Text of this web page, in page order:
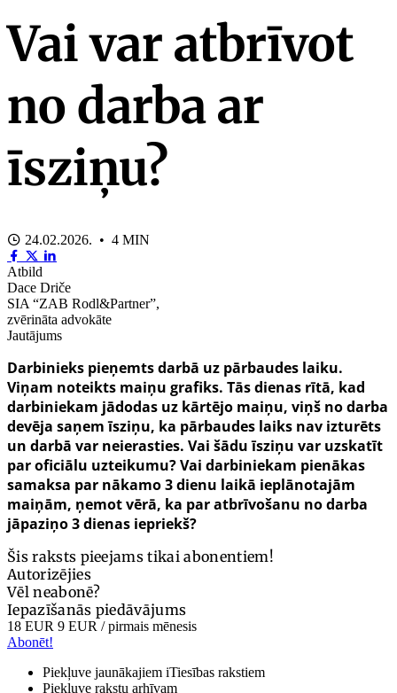
Vai var atbrīvot
no darba ar
īsziņu?
24.02.2026. • 4 MIN
Atbild
Dace Driče
SIA “ZAB Rodl&Partner”,
zvērināta advokāte
Jautājums
Darbinieks pieņemts darbā uz pārbaudes laiku.
Viņam noteikts maiņu grafiks. Tās dienas rītā, kad
darbiniekam jādodas uz kārtējo maiņu, viņš no darba
devēja saņem īsziņu, ka pārbaudes laiks nav izturēts
un darbā var neierasties. Vai šādu īsziņu var uzskatīt
par oficiālu uzteikumu? Vai darbiniekam pienākas
samaksa par nākamo 3 dienu laikā ieplānotajām
maiņām, ņemot vērā, ka par atbrīvošanu no darba
jāpaziņo 3 dienas iepriekš?
Šis raksts pieejams tikai abonentiem!
Autorizējies
Vēl neabonē?
Iepazīšanās piedāvājums
18 EUR 9 EUR / pirmais mēnesis
Abonēt!
Piekļuve jaunākajiem iTiesības rakstiem
Piekļuve rakstu arhīvam